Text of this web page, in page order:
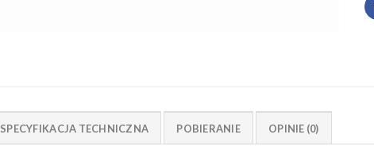
SPECYFIKACJA TECHNICZNA POBIERANIE OPINIE (0)